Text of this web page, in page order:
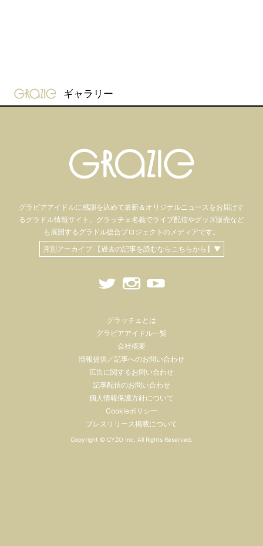
gravure-grazie
ギャラリー
グラビアアイドルに感謝を込めて最新＆オリジナルニュースをお届けす
るグラドル情報サイト。 グラッチェ名義でライブ配信やグッズ販売など
も 展開するグラドル総合プロジェクトのメディアです。
月別アーカイブ 【過去の記事を読むならこちらから】▼
グラッチェとは
グラビアアイドル一覧
会社概要
情報提供／記事へのお問い合わせ
広告に関するお問い合わせ
記事配信のお問い合わせ
個人情報保護方針について
Cookieポリシー
プレスリリース掲載について
Copyright © CYZO Inc. All Rights Reserved.